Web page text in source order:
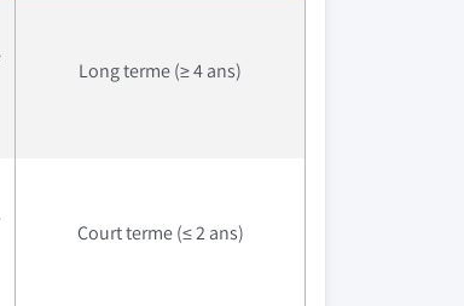
Long terme (≥ 4 ans)
Court terme (≤ 2 ans)